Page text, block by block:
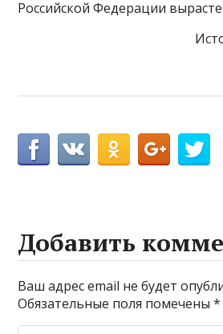
Российской Федерации
Добавить
Ваш адрес email не будет
Обязательные поля помечены*